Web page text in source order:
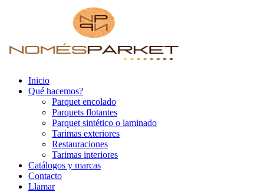
Inicio
Qué hacemos?
Parquet encolado
Parquets flotantes
Parquet sintético o laminado
Tarimas exteriores
Restauraciones
Tarimas interiores
Catálogos y marcas
Contacto
Llamar